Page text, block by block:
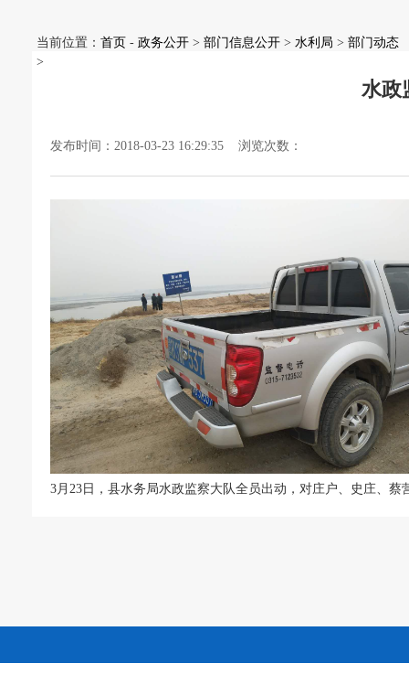
当前位置： 首页 - 政务公开 > 部门信息公开 > 水利局 > 部门动态
>
水政
发布时间：2018-03-23 16:29:35 浏览次数：
3月23日，县水务局水政监察大队全员出动，对庄户、史庄、蔡